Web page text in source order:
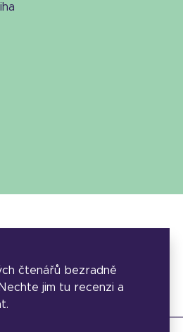
čtenářů bezradně
jim tu recenzi a